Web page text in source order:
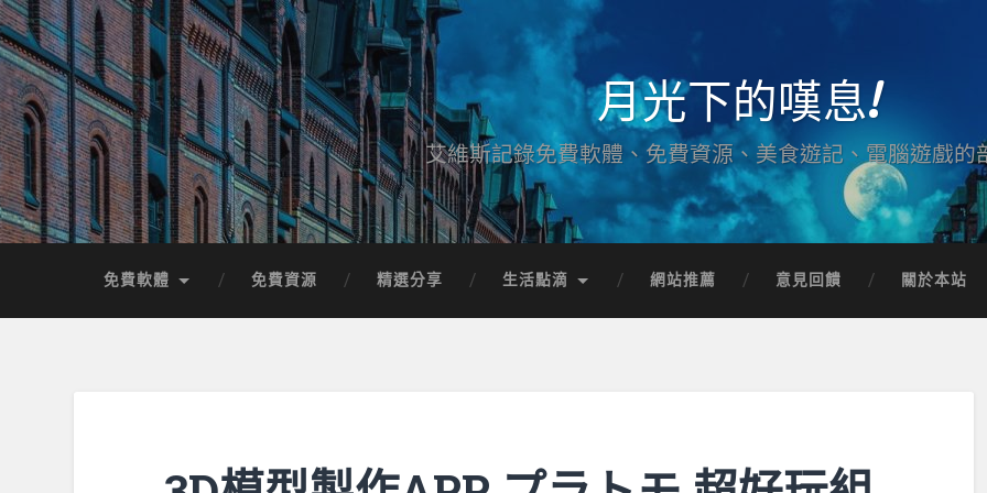
月光下的嘆息!
艾維斯記錄免費軟體、免費資源、美食遊記、電腦遊戲的
免費軟體 免費資源 精選分享 生活點滴 網站推薦 意見回饋 關於本站